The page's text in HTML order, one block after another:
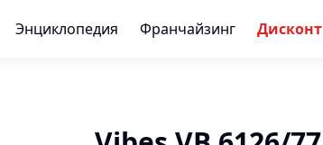
Энциклопедия Франчайзинг Дисконт